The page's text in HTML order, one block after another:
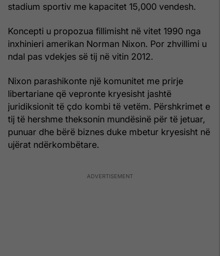
stadium sportiv me kapacitet 15,000 vendesh.
Koncepti u propozua fillimisht në vitet 1990 nga
inxhinieri amerikan Norman Nixon. Por zhvillimi u
ndal pas vdekjes së tij në vitin 2012.
Nixon parashikonte një komunitet me prirje
libertariane që vepronte kryesisht jashtë
juridiksionit të çdo kombi të vetëm. Përshkrimet e
tij të hershme theksonin mundësinë për të jetuar,
punuar dhe bërë biznes duke mbetur kryesisht në
ujërat ndërkombëtare.